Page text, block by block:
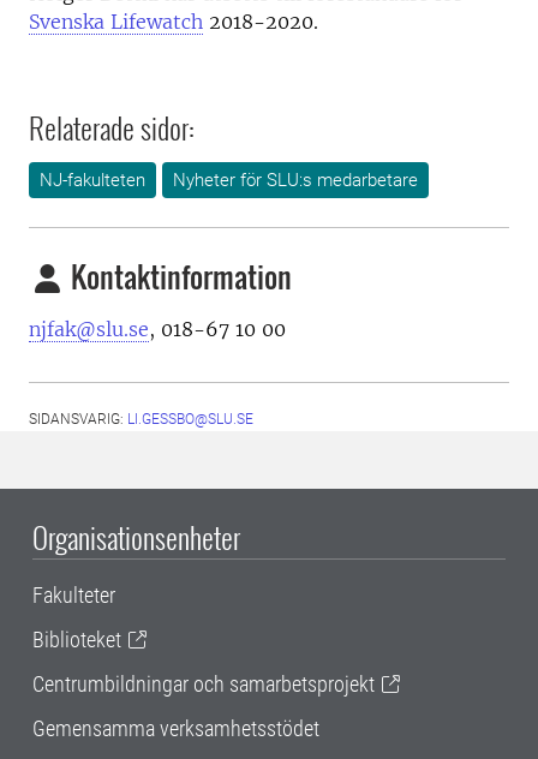
Svenska Lifewatch 2018-2020.
Relaterade sidor:
NJ-fakulteten Nyheter för SLU:s medarbetare
Kontaktinformation
njfak@slu.se, 018-67 10 00
SIDANSVARIG: LI.GESSBO@SLU.SE
Organisationsenheter
Fakulteter
Biblioteket
Centrumbildningar och samarbetsprojekt
Gemensamma verksamhetsstödet